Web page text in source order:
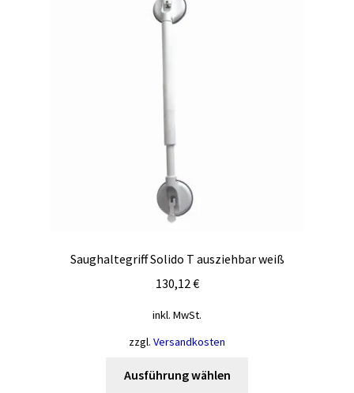
Saughaltegriff Solido T ausziehbar weiß
130,12€
inkl. MwSt.
zzgl. Versandkosten
Ausführung wählen